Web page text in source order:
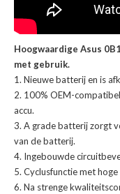
Hoogwaardige Asus
met gebruik.
Nieuwe batterij en is
100% OEM-
accu.
A grade batterij zorgt
van de batterij.
Ingebouwde
Cyclusfunctie met
Na strenge